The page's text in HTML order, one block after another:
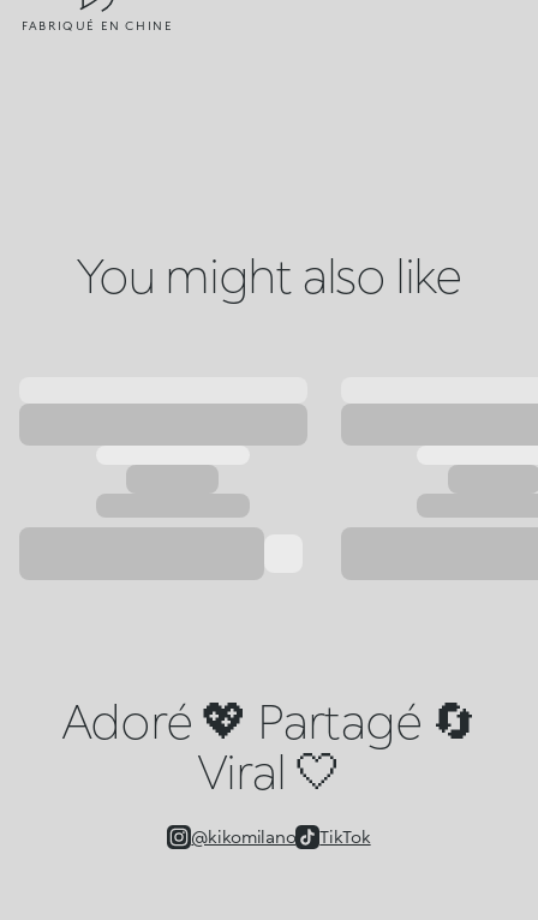
FABRIQUÉ EN CHINE
You might also like
Adoré 💖 Partagé 🔄
Viral 🤍
@kikomilano TikTok